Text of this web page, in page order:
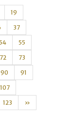
19
37
54 55
72 73
90 91
107
123 »